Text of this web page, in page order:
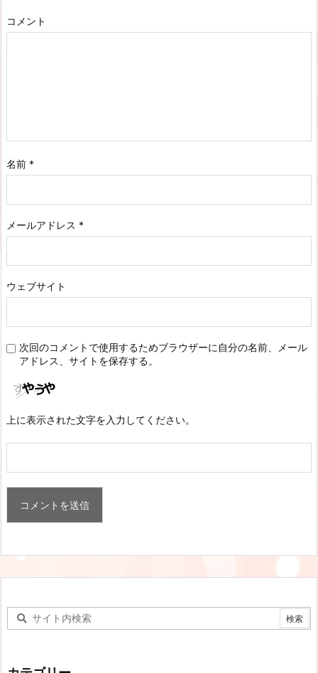
コメント
名前 *
メールアドレス *
ウェブサイト
次回のコメントで使用するためブラウザーに自分の名前、メール
アドレス、サイトを保存する。
上に表示された文字を入力してください。